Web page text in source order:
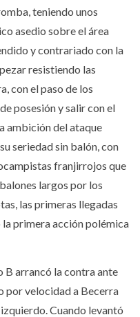
teniendo unos
asedio sobre el área
y contrariado con la
resistiendo las
con el paso de los
posesión y salir con el
ambición del ataque
seriedad sin balón, con
franjirrojos que
largos por los
las primeras llegadas
la primera acción polémica
B arrancó la contra ante
por velocidad a Becerra
Cuando levantó